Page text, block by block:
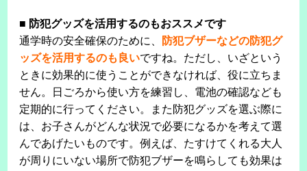
■ 防犯グッズを活用するのもおススメです
通学時の安全確保のために、
防犯ブザーなどの防犯グ
ッズを活用するのも良いですね。ただし、いざという
ときに効果的に使うことができなければ、役に立ちま
せん。日ごろから使い方を練習し、電池の確認なども
定期的に行ってください。また防犯グッズを選ぶ際に
は、お子さんがどんな状況で必要になるかを考えて選
んであげたいものです。例えば、たすけてくれる大人
が周りにいない場所で防犯ブザーを鳴らしても効果は